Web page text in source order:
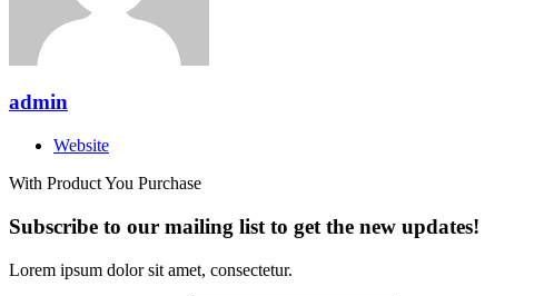
admin
Website
With Product You Purchase
Subscribe to our mailing list to get the new updates!
Lorem ipsum dolor sit amet, consectetur.